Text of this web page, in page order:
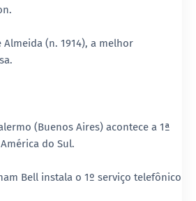
Almeida (n. 1914), a melhor
(Buenos Aires) acontece a 1ª
do Sul.
Bell instala o 1º serviço telefônico